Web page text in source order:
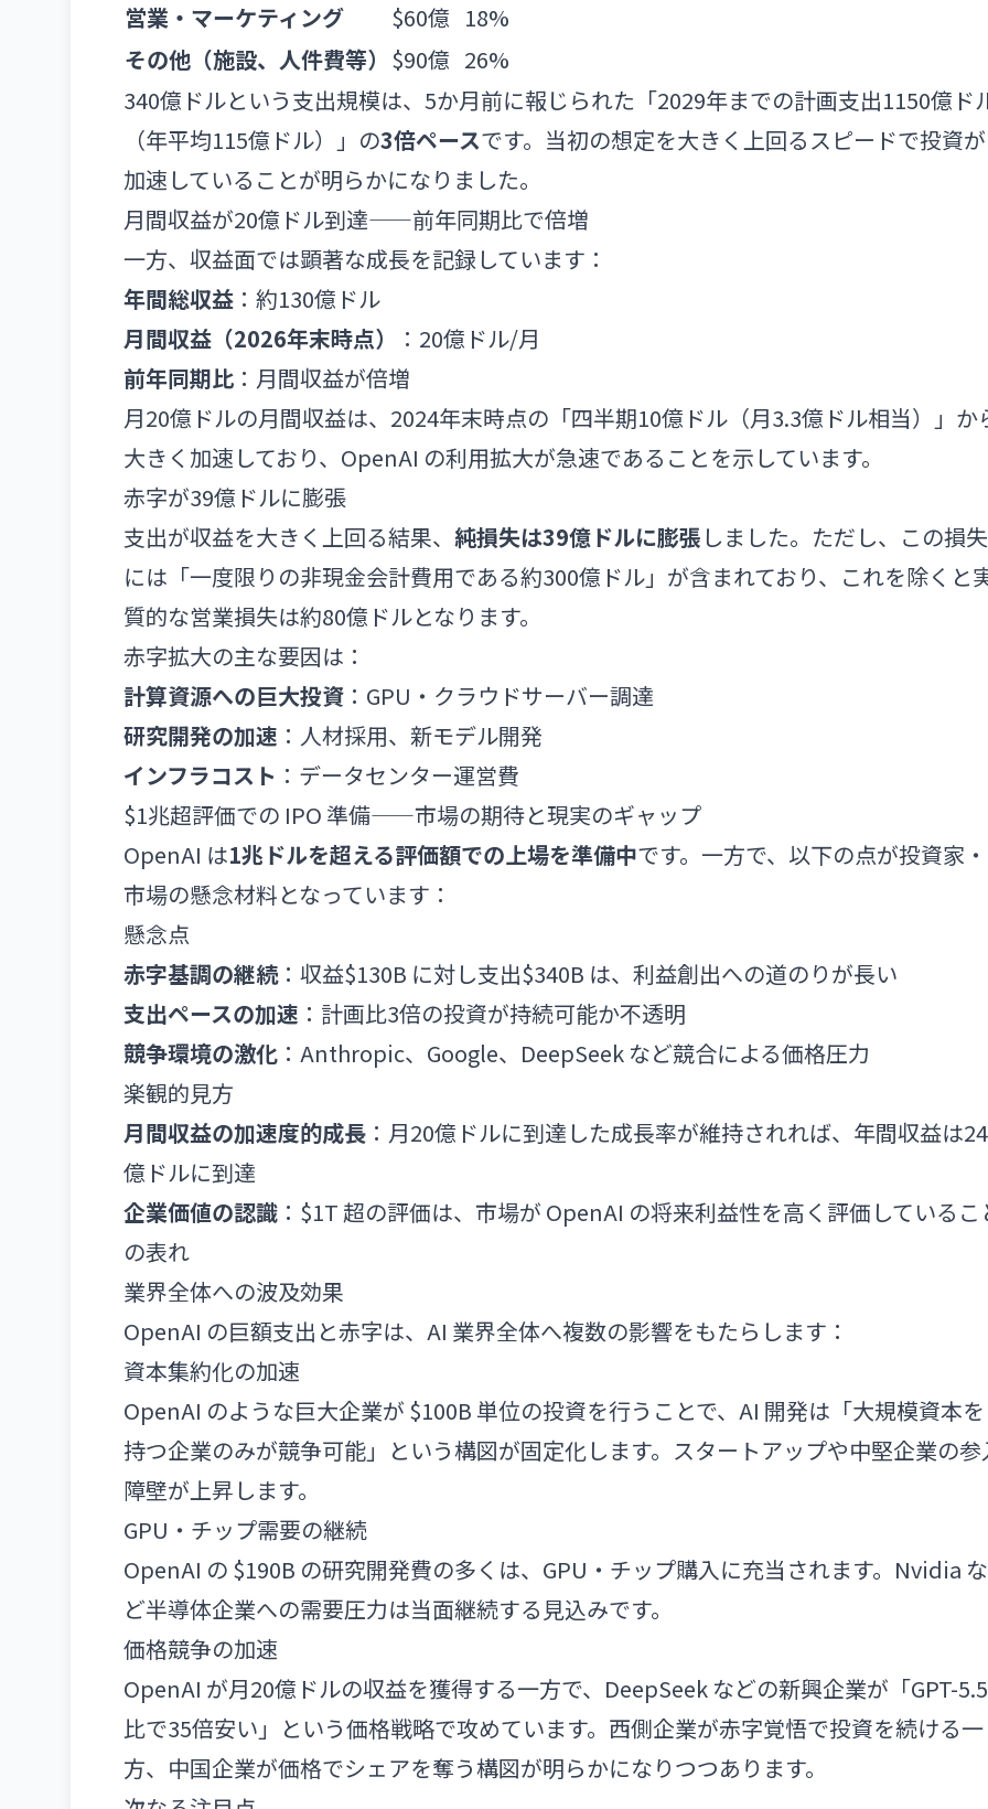
営業・マーケティング
$60億 18%
その他（施設、人件費等） $90億 26%
340億ドルという支出規模は、5か月前に報じられた「2029年までの計画支出1150億ド
（年平均115億ドル）」の3倍ペースです。当初の想定を大きく上回るスピードで投資が
加速していることが明らかになりました。
月間収益が20億ドル到達——前年同期比で倍増
一方、収益面では顕著な成長を記録しています：
年間総収益 ：約130億ドル
月間収益（2026年末時点）
：20億ドル/月
前年同期比 ：月間収益が倍増
月20億ドルの月間収益は、2024年末時点の「四半期10億ドル（月3.3億ドル相当）」か
大きく加速しており、OpenAI の利用拡大が急速であることを示しています。
赤字が39億ドルに膨張
支出が収益を大きく上回る結果、 純損失は39億ドルに膨張 しました。ただし、この損失
には「一度限りの非現金会計費用である約300億ドル」が含まれており、これを除くと
質的な営業損失は約80億ドルとなります。
赤字拡大の主な要因は：
計算資源への巨大投資 ：GPU・クラウドサーバー調達
研究開発の加速 ：人材採用、新モデル開発
インフラコスト ：データセンター運営費
$1兆超評価での IPO 準備——市場の期待と現実のギャップ
OpenAI は1兆ドルを超える評価額での上場を準備中です。一方で、以下の点が投資家・
市場の懸念材料となっています：
懸念点
赤字基調の継続：収益$130B に対し支出$340B は、利益創出への道のりが長い
支出ペースの加速 ：計画比3倍の投資が持続可能か不透明
競争環境の激化 ：Anthropic、Google、DeepSeek など競合による価格圧力
楽観的見方
月間収益の加速度的成長 ：月20億ドルに到達した成長率が維持されれば、年間収益は
億ドルに到達
企業価値の認識 ：$1T 超の評価は、市場が OpenAI の将来利益性を高く評価しているこ
の表れ
業界全体への波及効果
OpenAI の巨額支出と赤字は、AI 業界全体へ複数の影響をもたらします：
資本集約化の加速
OpenAI のような巨大企業が $100B 単位の投資を行うことで、AI 開発は「大規模資本を
持つ企業のみが競争可能」という構図が固定化します。スタートアップや中堅企業の参
障壁が上昇します。
GPU・チップ需要の継続
OpenAI の $190B の研究開発費の多くは、GPU・チップ購入に充当されます。Nvidia な
ど半導体企業への需要圧力は当面継続する見込みです。
価格競争の加速
OpenAI が月20億ドルの収益を獲得する一方で、DeepSeek などの新興企業が「GPT-5.5
比で35倍安い」という価格戦略で攻めています。西側企業が赤字覚悟で投資を続ける一
方、中国企業が価格でシェアを奪う構図が明らかになりつつあります。